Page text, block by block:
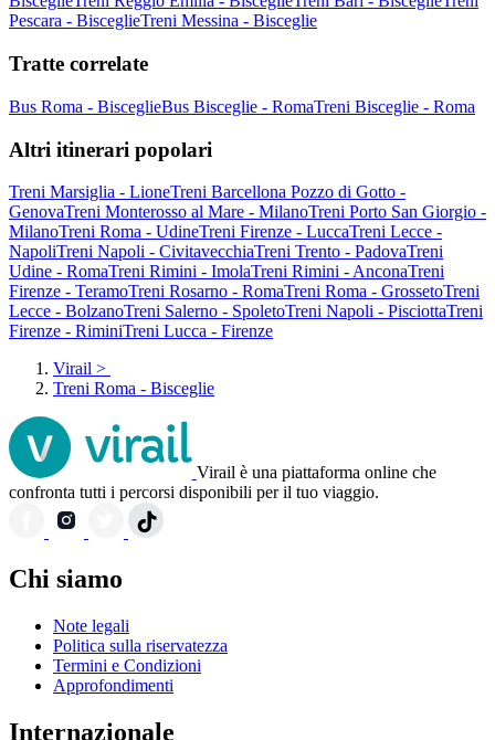
Pescara - BisceglieTreni Messina - Bisceglie
Tratte correlate
Bus Roma - BisceglieBus Bisceglie - RomaTreni Bisceglie - Roma
Altri itinerari popolari
Treni Marsiglia - LioneTreni Barcellona Pozzo di Gotto -
GenovaTreni Monterosso al Mare - MilanoTreni Porto San Giorgio -
MilanoTreni Roma - UdineTreni Firenze - LuccaTreni Lecce -
NapoliTreni Napoli - CivitavecchiaTreni Trento - PadovaTreni
Udine - RomaTreni Rimini - ImolaTreni Rimini - AnconaTreni
Firenze - TeramoTreni Rosarno - RomaTreni Roma - GrossetoTreni
Lecce - BolzanoTreni Salerno - SpoletoTreni Napoli - PisciottaTreni
Firenze - RiminiTreni Lucca - Firenze
Virail >
Treni Roma - Bisceglie
Virail è una piattaforma online che
confronta tutti i percorsi disponibili per il tuo viaggio.
Chi siamo
Note legali
Politica sulla riservatezza
Termini e Condizioni
Approfondimenti
Internazionale